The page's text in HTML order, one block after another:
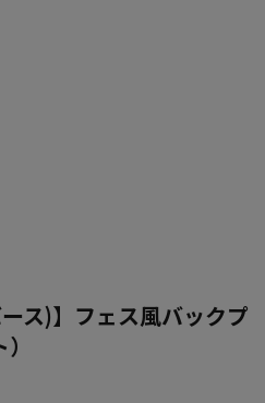
ース)】フェス風バックプ